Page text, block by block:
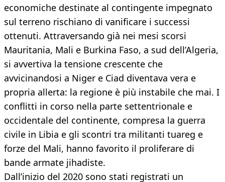
economiche destinate al contingente impegnato
sul terreno rischiano di vanificare i successi
ottenuti. Attraversando già nei mesi scorsi
Mauritania, Mali e Burkina Faso, a sud dell’Algeria,
si avvertiva la tensione crescente che
avvicinandosi a Niger e Ciad diventava vera e
propria allerta: la regione è più instabile che mai. I
conflitti in corso nella parte settentrionale e
occidentale del continente, compresa la guerra
civile in Libia e gli scontri tra militanti tuareg e
forze del Mali, hanno favorito il proliferare di
bande armate jihadiste.
Dall’inizio del 2020 sono stati registrati un